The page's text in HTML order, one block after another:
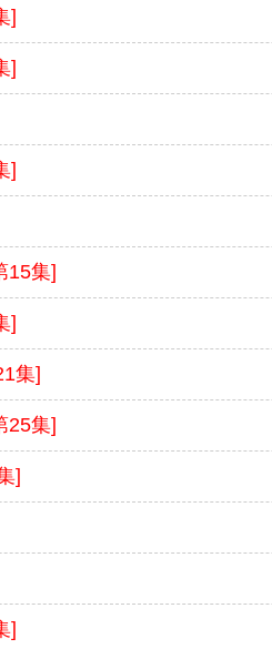
]
]
]
15集]
]
集]
25集]
]
]